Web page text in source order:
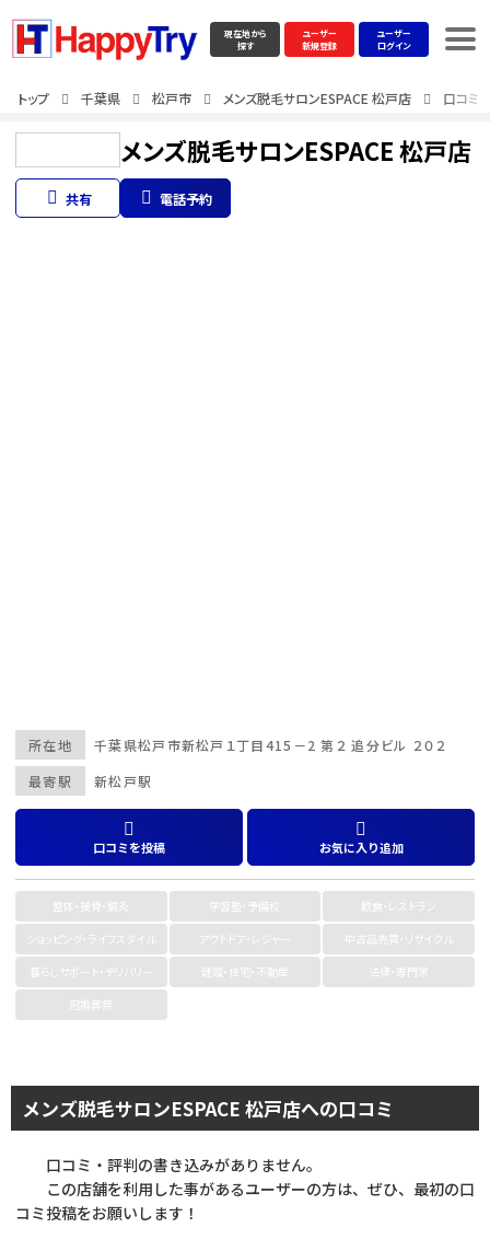
現在地から
探す
ユーザー
新規登録
ユーザー
ログイン
トップ 千葉県 松戸市 メンズ脱毛サロンESPACE 松戸店 口コミ
メンズ脱毛サロンESPACE 松戸店
共有 電話予約
最寄駅 新松戸駅
所在地 千葉県松戸市新松戸１丁目415－2 第２ 追分ビル ２０２
口コミを投稿 お気に入り追加
整体・接骨・鍼灸 学習塾・予備校
飲食・レストラン
ショッピング・ライフスタイル
アウトドア・レジャー
中古品売買・リサイクル
暮らしサポート・デリバリー
建設・住宅・不動産
法律・専門家
冠婚葬祭
メンズ脱毛サロンESPACE 松戸店への口コミ
口コミ・評判の書き込みがありません。
この店舗を利用した事があるユーザーの方は、ぜひ、最初の口
コミ投稿をお願いします！